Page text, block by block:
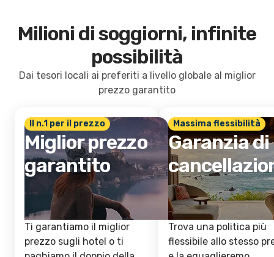
Milioni di soggiorni, infinite
possibilità
Dai tesori locali ai preferiti a livello globale al miglior
prezzo garantito
Il n.1 per il prezzo
Miglior prezzo
garantito
Ti garantiamo il miglior
prezzo sugli hotel o ti
Massima flessibilità
Garanzia di
Trova una politica più
flessibile allo stesso